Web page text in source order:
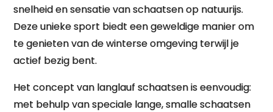
snelheid en sensatie van schaatsen op natuurijs.
Deze unieke sport biedt een geweldige manier om
te genieten van de winterse omgeving terwijl je
actief bezig bent.
Het concept van langlauf schaatsen is eenvoudig:
met behulp van speciale lange, smalle schaatsen